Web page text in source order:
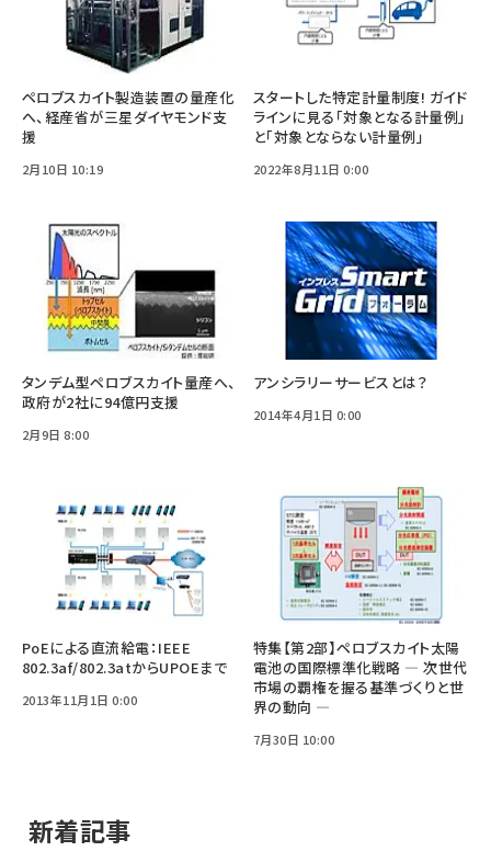
ペロブスカイト製造装置の量産化
へ、経産省が三星ダイヤモンド支
援
2月10日 10:19
スタートした特定計量制度! ガイド
ラインに見る「対象となる計量例」
と「対象とならない計量例」
2022年8月11日 0:00
タンデム型ペロブスカイト量産へ、
政府が2社に94億円支援
2月9日 8:00
アンシラリーサービスとは？
2014年4月1日 0:00
PoEによる直流給電：IEEE
802.3af/802.3atからUPOEまで
2013年11月1日 0:00
特集【第2部】ペロブスカイト太陽
電池の国際標準化戦略 ― 次世代
市場の覇権を握る基準づくりと世
界の動向 ―
7月30日 10:00
新着記事